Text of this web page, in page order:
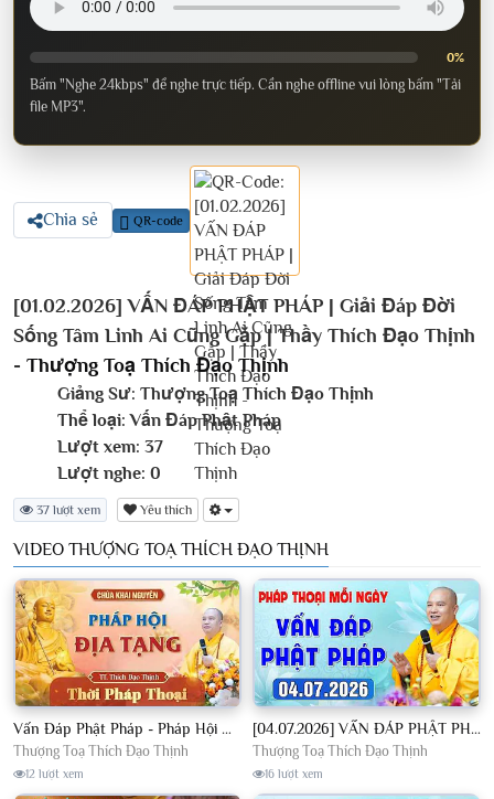
0%
Bấm "Nghe 24kbps" để nghe trực tiếp. Cần nghe offline vui lòng bấm "Tải
file MP3".
Chia sẻ QR-code
[01.02.2026] VẤN ĐÁP PHẬT PHÁP | Giải Đáp Đời
Sống Tâm Linh Ai Cũng Gặp | Thầy Thích Đạo Thịnh
- Thượng Toạ Thích Đạo Thịnh
Giảng Sư: Thượng Toạ Thích Đạo Thịnh
Thể loại: Vấn Đáp Phật Pháp
Lượt xem: 37
Lượt nghe: 0
37 lượt xem Yêu thích
VIDEO THƯỢNG TOẠ THÍCH ĐẠO THỊNH
Vấn Đáp Phật Pháp - Pháp Hội Địa Tạng Ngày 01/08/2026│TT. Thích Đạo Thịnh
Thượng Toạ Thích Đạo Thịnh
12 lượt xem
[04.07.2026] VẤN ĐÁP PHẬT PHÁP - Nghe Thầy giảng Pháp mỗi ngày CÔNG ĐỨC VÔ LƯỢNG│TT. Thích Đạo Thịnh
Thượng Toạ Thích Đạo Thịnh
16 lượt xem